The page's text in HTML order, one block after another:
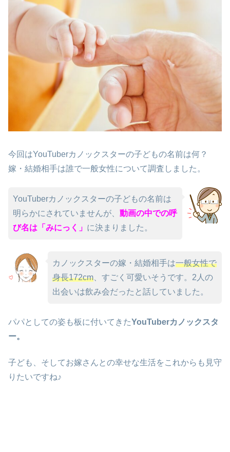
今回はYouTuberカノックスターの子どもの名前は何？
嫁・結婚相手は誰で一般女性について調査しました。
YouTuberカノックスターの子どもの名前は
明らかにされていませんが、 動画の中での呼
び名は「みにっく」 に決まりました。
カノックスターの嫁・結婚相手は一般女性で
身長172cm、すごく可愛いそうです。2人の
出会いは飲み会だったと話していました。
パパとしての姿も板に付いてきたYouTuberカノックスタ
ー。
子ども、そしてお嫁さんとの幸せな生活をこれからも見守
りたいですね♪